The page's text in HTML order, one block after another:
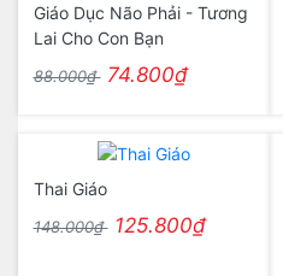
Giáo Dục Não Phải - Tương
Lai Cho Con Bạn
88.000₫ 74.800₫
Thai Giáo
148.000₫ 125.800₫